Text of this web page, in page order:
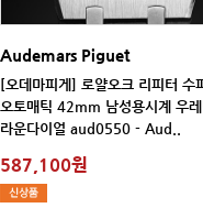
Audemars Piguet
라운다이얼 aud0550 - Aud..
587,100원